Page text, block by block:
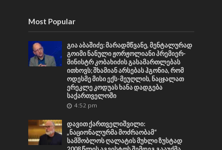
Most Popular
გია აბაშიძე: მარადმწვანე, მენტალურად
გოიმი ნანული ჟორჟოლიანი პრემიერ-
მინისტრ კობახიძის გასამართლებას
ითხოვს; შხამიან არსებას ჰგონია, რომ
ოდესმე მისი ექს-მეუღლის, ნაცჯალათ
ერეკლე კოდუას ხანა დადგება
საქართველოში
4:52 pm
დავით ქართველიშვილი:
„ნაციონალურმა მოძრაობამ“
სამშობლოს ღალატის მუხლი ზუსტად